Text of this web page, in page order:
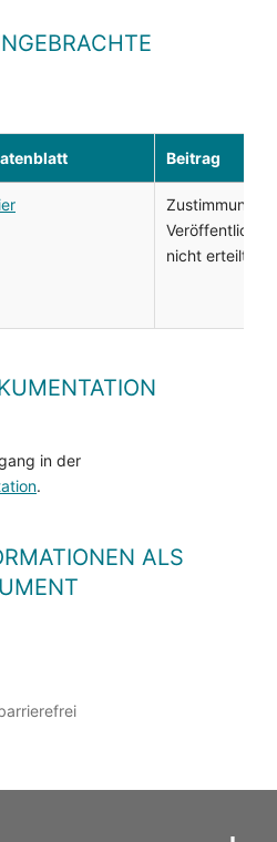
Beitrag
Zustimmung
nicht erteilt
in der
.
ALS